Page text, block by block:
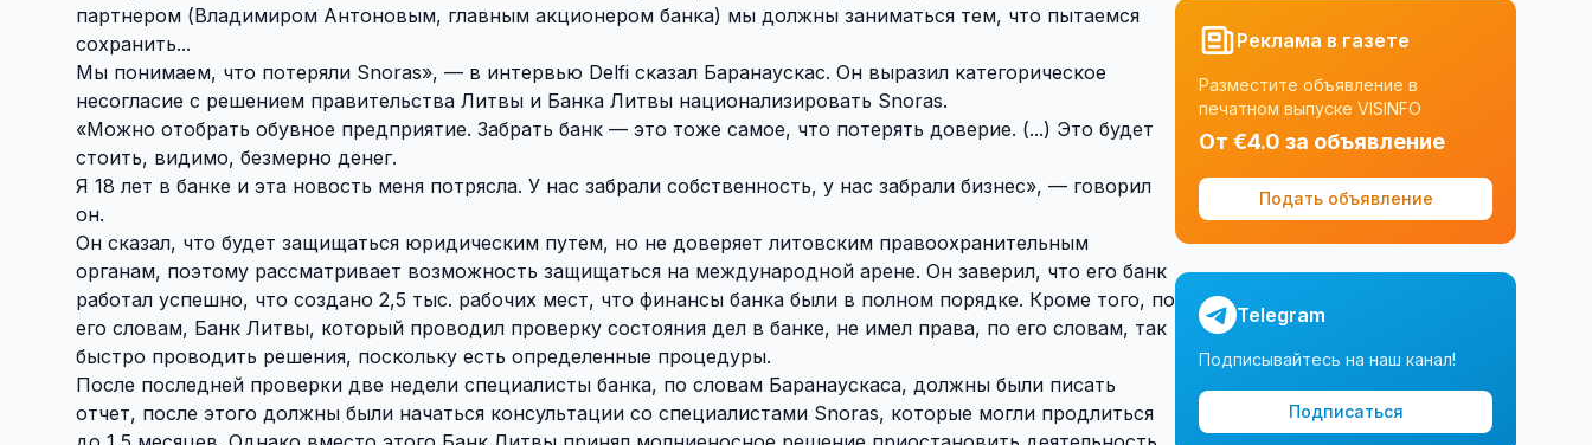
партнером (Владимиром Антоновым, главным акционером банка) мы должны заниматься тем, что пытаемся
сохранить...
Мы понимаем, что потеряли Snoras», — в интервью Delfi сказал Баранаускас. Он выразил категорическое
несогласие с решением правительства Литвы и Банка Литвы национализировать Snoras.
«Можно отобрать обувное предприятие. Забрать банк — это тоже самое, что потерять доверие. (...) Это будет
стоить, видимо, безмерно денег.
Я 18 лет в банке и эта новость меня потрясла. У нас забрали собственность, у нас забрали бизнес», — говорил
он.
Он сказал, что будет защищаться юридическим путем, но не доверяет литовским правоохранительным
органам, поэтому рассматривает возможность защищаться на международной арене. Он заверил, что его банк
работал успешно, что создано 2,5 тыс. рабочих мест, что финансы банка были в полном порядке. Кроме того, по
его словам, Банк Литвы, который проводил проверку состояния дел в банке, не имел права, по его словам, так
быстро проводить решения, поскольку есть определенные процедуры.
После последней проверки две недели специалисты банка, по словам Баранаускаса, должны были писать
отчет, после этого должны были начаться консультации со специалистами Snoras, которые могли продлиться
Реклама в газете
Разместите объявление в
печатном выпуске VISINFO
От €4.0 за объявление
Подать объявление
Telegram
Подписывайтесь на наш канал!
Подписаться